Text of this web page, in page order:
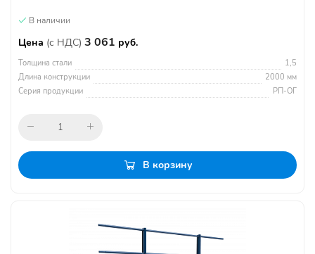
В наличии
Цена (с НДС) 3 061 руб.
Толщина стали
1,5
Длина конструкции
2000 мм
Серия продукции
РП-ОГ
В корзину